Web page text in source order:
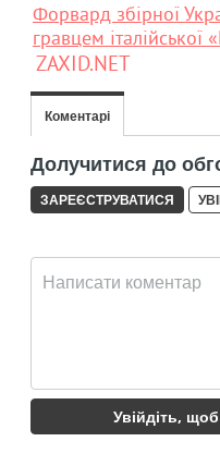
Форвард збірної
гравцем італійської
ZAXID.NET